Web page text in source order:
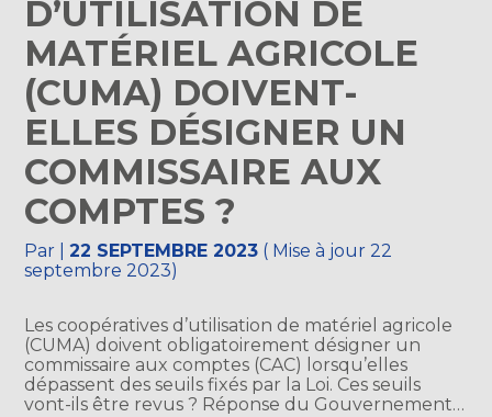
D’UTILISATION DE
MATÉRIEL AGRICOLE
(CUMA) DOIVENT-
ELLES DÉSIGNER UN
COMMISSAIRE AUX
COMPTES ?
Par |22 SEPTEMBRE 2023 ( Mise à jour 22
septembre 2023)
Les coopératives d’utilisation de matériel agricole
(CUMA) doivent obligatoirement désigner un
commissaire aux comptes (CAC) lorsqu’elles
dépassent des seuils fixés par la Loi. Ces seuils
vont-ils être revus ? Réponse du Gouvernement…